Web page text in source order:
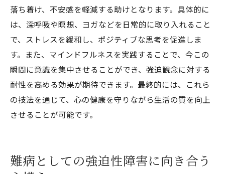
落ち着け、不安感を軽減する助けとなります。具体的に
は、深呼吸や瞑想、ヨガなどを日常的に取り入れること
で、ストレスを緩和し、ポジティブな思考を促進しま
す。また、マインドフルネスを実践することで、今この
瞬間に意識を集中させることができ、強迫観念に対する
耐性を高める効果が期待できます。最終的には、これら
の技法を通じて、心の健康を守りながら生活の質を向上
させることが可能です。
難病としての強迫性障害に向き合う